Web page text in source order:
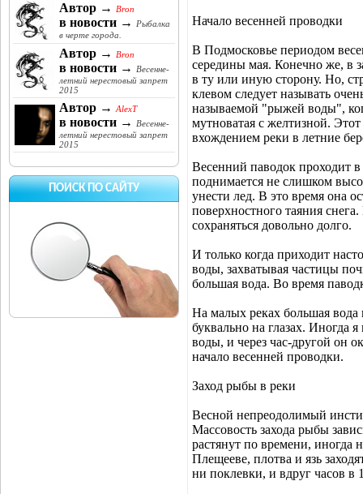
Автор → Bron
в новости →
Рыбалка
в черте города.
Автор → Bron
в новости →
Весенне-
летний нерестовый запрет
2015
Автор → AlexT
в новости →
Весенне-
летний нерестовый запрет
2015
ПОИСК ПО САЙТУ
Начало весенней проводки
В Подмосковье периодом
середины мая. Конечно же, в
в ту или иную сторону. Но,
клевом следует называть
называемой "рыжей воды",
мутноватая с желтизной.
вхождением реки в летние
Весенний паводок проходит
поднимается не слишком
унести лед. В это время она
поверхностного таяния
сохраняться довольно долго.
И только когда приходит
воды, захватывая частицы
большая вода. Во время
На малых реках большая вода
буквально на глазах. Иногда
воды, и через час-другой он
начало весенней проводки.
Заход рыбы в реки
Весной непреодолимый
Массовость захода рыбы
растянут по времени, иногда
Плещееве, плотва и язь
ни поклевки, и вдруг часов в